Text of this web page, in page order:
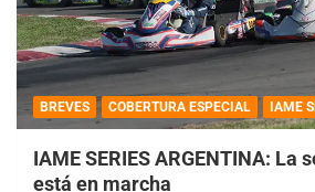
BREVES COBERTURA ESPECIAL IAME
IAME SERIES ARGENTINA: La
está en marcha